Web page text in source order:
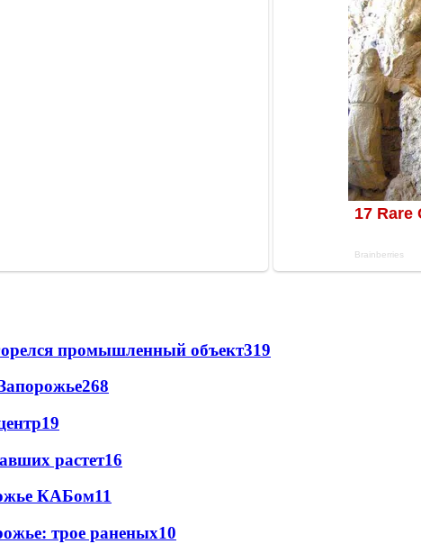
промышленный объект319
268
19
растет16
КАБом11
трое раненых10